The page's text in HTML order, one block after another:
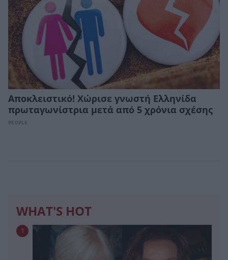
Αποκλειστικό! Χώρισε γνωστή Ελληνίδα
πρωταγωνίστρια μετά από 5 χρόνια σχέσης
PEOPLE
WHAT'S HOT
1